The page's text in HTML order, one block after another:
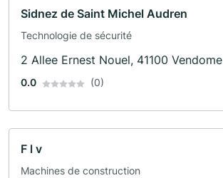
Sidnez de Saint Michel Audren
Technologie de sécurité
2 Allee Ernest Nouel, 41100 Vendome
0.0 (0)
F l v
Machines de construction